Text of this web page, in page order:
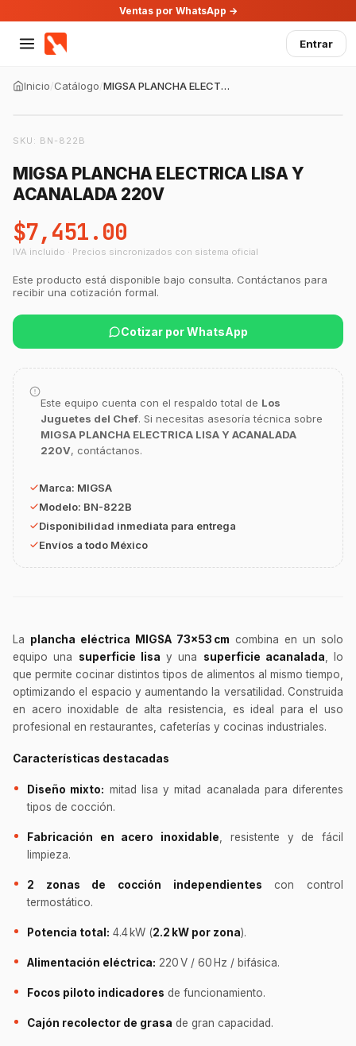
Ventas por WhatsApp →
Entrar
Inicio/Catálogo/ MIGSA PLANCHA ELECTRICA LISA Y ACANALADA 220V
SKU: BN-822B
MIGSA PLANCHA ELECTRICA LISA Y
ACANALADA 220V
$7,451.00
IVA incluido · Precios sincronizados con sistema oficial
Este producto está disponible bajo consulta. Contáctanos para
recibir una cotización formal.
Cotizar por WhatsApp
Este equipo cuenta con el respaldo total de Los
Juguetes del Chef. Si necesitas asesoría técnica sobre
MIGSA PLANCHA ELECTRICA LISA Y ACANALADA
220V, contáctanos.
Marca: MIGSA
Modelo: BN-822B
Disponibilidad inmediata para entrega
Envíos a todo México
La plancha eléctrica MIGSA 73×53 cm combina en un solo
equipo una superficie lisa y una superficie acanalada , lo
que permite cocinar distintos tipos de alimentos al mismo tiempo,
optimizando el espacio y aumentando la versatilidad. Construida
en acero inoxidable de alta resistencia, es ideal para el uso
profesional en restaurantes, cafeterías y cocinas industriales.
Características destacadas
Diseño mixto: mitad lisa y mitad acanalada para diferentes
tipos de cocción.
Fabricación en acero inoxidable, resistente y de fácil
limpieza.
2 zonas de cocción independientes con control
termostático.
Potencia total: 4.4 kW (2.2 kW por zona).
Alimentación eléctrica: 220 V / 60 Hz / bifásica.
Focos piloto indicadores de funcionamiento.
Cajón recolector de grasa de gran capacidad.
GastroBot
Asesor Chef Online
de cocina profesional de GastroArt.
equipamiento o utensilios?
Ver sucursales y contacto